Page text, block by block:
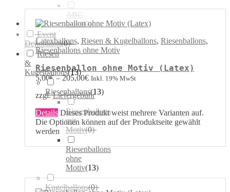
Latexballons, Riesen & Kugelballons, Riesenballons,
Riesenballons ohne Motiv
Riesenballon ohne Motiv (Latex)
5,00€–205,00€ Inkl. 19% MwSt
zzgl.Liefergebühr
Details Dieses Produkt weist mehrere Varianten auf.
Die Optionen können auf der Produktseite gewählt
werden
ABC
Gold(0)
Event
Dekoration(0)
Riesen
&
Kugelballons(13)
Riesenballons(13)
Riesenballons
mit
Motiv(0)
Riesenballons
ohne
Motiv(13)
Kugelballons(0)